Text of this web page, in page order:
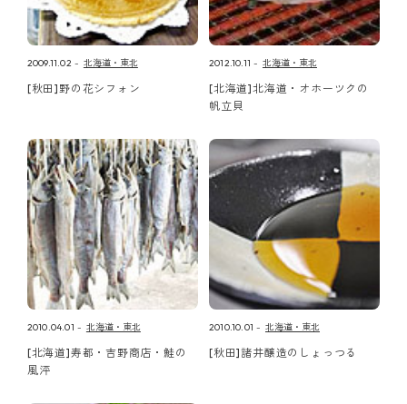
2009.11.02 北海道・東北
[秋田]野の花シフォン
2012.10.11 北海道・東北
[北海道]北海道・オホーツクの
帆立貝
2010.04.01 北海道・東北
[北海道]寿都・吉野商店・鮭の
風泙
2010.10.01 北海道・東北
[秋田]諸井醸造のしょっつる